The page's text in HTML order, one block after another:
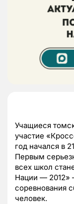
Учащиеся
участие
год начался в
Первым
всех школ
Нации — 2012»
соревнования
человек.